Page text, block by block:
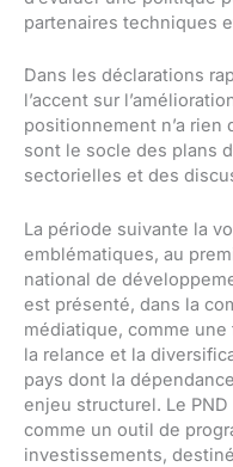
partenaires techniques
Dans les déclarations
l’accent sur
positionnement n’a rien
sont le socle des plans
sectorielles et des
La période suivante la
emblématiques, au
national de
est présenté, dans la
médiatique, comme
la relance et la
pays dont la
enjeu structurel. Le
comme un outil de
investissements,